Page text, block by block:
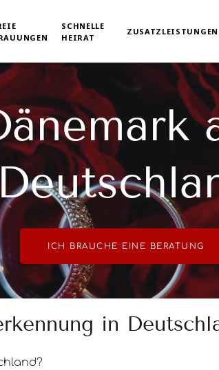
SCHNELLE
HEIRAT
ZUSATZLEISTUNGEN
ICH BRAUCHE EINE BERATUNG
in